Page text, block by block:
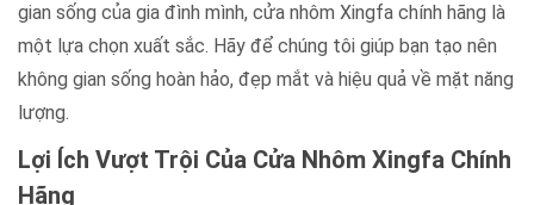
gian sống của gia đình mình, cửa nhôm Xingfa chính hãng là
một lựa chọn xuất sắc. Hãy để chúng tôi giúp bạn tạo nên
không gian sống hoàn hảo, đẹp mắt và hiệu quả về mặt năng
lượng.
Lợi Ích Vượt Trội Của Cửa Nhôm Xingfa Chính
Hãng